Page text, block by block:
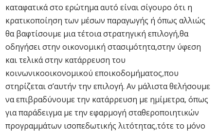
καταφατικά στο ερώτημα αυτό είναι σίγουρο ότι η
κρατικοποίηση των μέσων παραγωγής ή όπως αλλιώς
θα βαφτίσουμε μια τέτοια στρατηγική επιλογή,θα
οδηγήσει στην οικονομική στασιμότητα,στην ύφεση
και τελικά στην κατάρρευση του
κοινωνικοοικονομικού εποικοδομήματος,που
στηρίζεται σ’αυτήν την επιλογή. Αν μάλιστα θελήσουμε
να επιβραδύνουμε την κατάρρευση με ημίμετρα, όπως
για παράδειγμα με την εφαρμογή σταθεροποιητικών
προγραμμάτων ισοπεδωτικής λιτότητας,τότε το μόνο